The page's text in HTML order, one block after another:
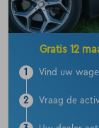
Gratis 12
1 Vind uw
2 Vraag de